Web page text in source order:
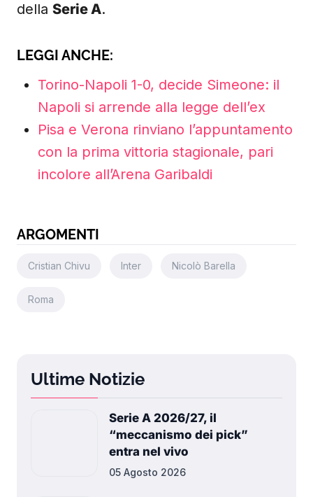
della Serie A.
LEGGI ANCHE:
Torino-Napoli 1-0, decide Simeone: il
Napoli si arrende alla legge dell’ex
Pisa e Verona rinviano l’appuntamento
con la prima vittoria stagionale, pari
incolore all’Arena Garibaldi
ARGOMENTI
Cristian Chivu Inter Nicolò Barella
Roma
Ultime Notizie
Serie A 2026/27, il
“meccanismo dei pick”
entra nel vivo
05 Agosto 2026